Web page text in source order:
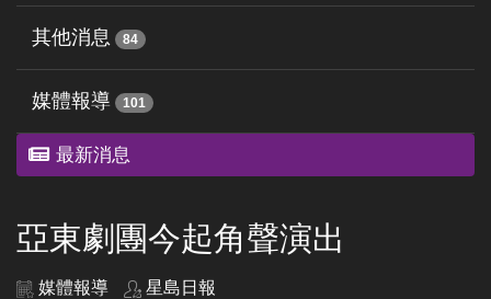
其他消息 84
媒體報導 101
最新消息
亞東劇團今起角聲演出
媒體報導 星島日報